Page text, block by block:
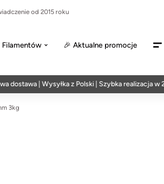
od 2015 roku
Filamentów 🎉 Aktualne promocje
| Wysyłka z Polski | Szybka realizacja w 24h
3kg